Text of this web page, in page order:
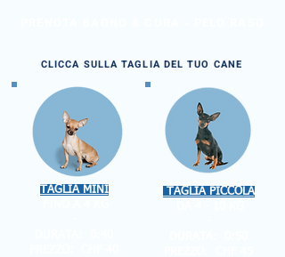
CLICCA SULLA TAGLIA DEL TUO CANE
TAGLIA MINI
TAGLIA PICCOLA